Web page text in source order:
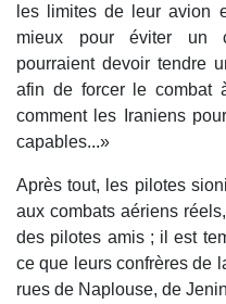
les limites de leur avion
mieux pour éviter un
pourraient devoir tendre
afin de forcer le combat
comment les Iraniens
capables...»
Après tout, les pilotes
aux combats aériens
des pilotes amis ; il est
ce que leurs confrères de
rues de Naplouse, de